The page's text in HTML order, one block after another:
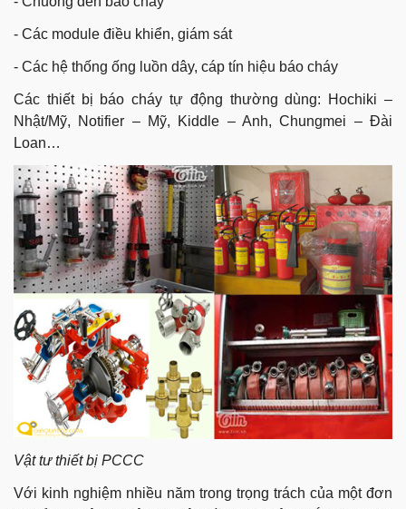
- Các module điều khiển, giám sát
- Các hệ thống ống luồn dây, cáp tín hiệu báo cháy
Các thiết bị báo cháy tự động thường dùng: Hochiki –
Nhật/Mỹ, Notifier – Mỹ, Kiddle – Anh, Chungmei – Đài
Loan…
Vật tư thiết bị PCCC
Với kinh nghiệm nhiều năm trong trọng trách của một đơn